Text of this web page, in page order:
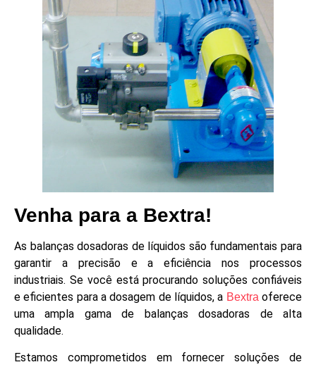
Venha para a Bextra!
As balanças dosadoras de líquidos são fundamentais para
garantir a precisão e a eficiência nos processos
industriais. Se você está procurando soluções confiáveis
e eficientes para a dosagem de líquidos, a Bextraoferece
uma ampla gama de balanças dosadoras de alta
qualidade.
Estamos comprometidos em fornecer soluções de